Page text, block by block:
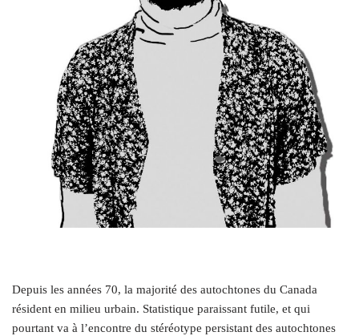
Depuis les années 70, la majorité des autochtones du Canada
résident en milieu urbain. Statistique paraissant futile, et qui
pourtant va à l’encontre du stéréotype persistant des autochtones